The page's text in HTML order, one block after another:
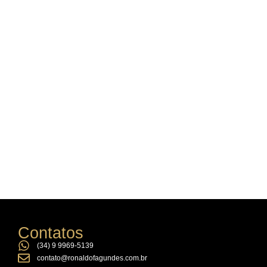
Contatos
(34) 9 9969-5139
contato@ronaldofagundes.com.br